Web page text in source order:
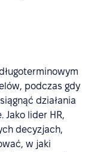
podczas gdy
działania
lider HR,
decyzjach,
w jaki